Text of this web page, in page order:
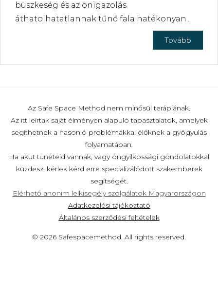
büszkeség és az önigazolás
áthatolhatatlannak tűnő fala hatékonyan...
Tovább
Az Safe Space Method nem minősül terápiának.
Az itt leírtak saját élményen alapuló tapasztalatok, amelyek
segíthetnek a hasonló problémákkal élőknek a gyógyulás
folyamatában.
Ha akut tüneteid vannak, vagy öngyilkossági gondolatokkal
küzdesz, kérlek kérd erre specializálódott szakemberek
segítségét.
Elérhető anonim lelkisegély szolgálatok Magyarországon
Adatkezelési tájékoztató
Általános szerződési feltételek
© 2026 Safespacemethod. All rights reserved.